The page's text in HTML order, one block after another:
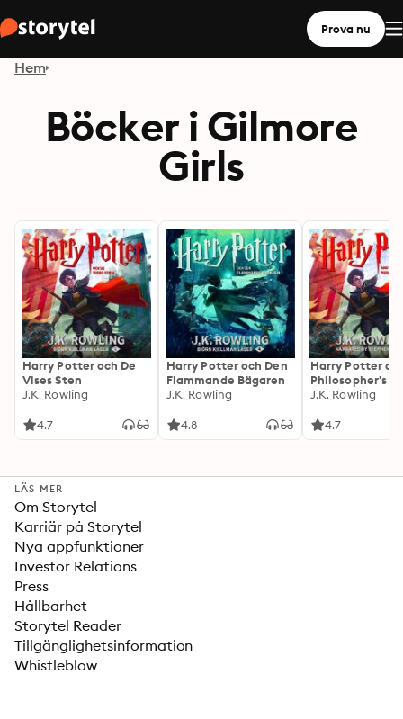
Prova nu
Hem
Böcker i Gilmore
Girls
Harry Potter och De
Vises Sten
J.K. Rowling
4.7
Harry Potter och Den
Flammande Bägaren
J.K. Rowling
4.8
Harry Potter
Philosopher's
J.K. Rowling
4.7
LÄS MER
Om Storytel
Karriär på Storytel
Nya appfunktioner
Investor Relations
Press
Hållbarhet
Storytel Reader
Tillgänglighetsinformation
Whistleblow